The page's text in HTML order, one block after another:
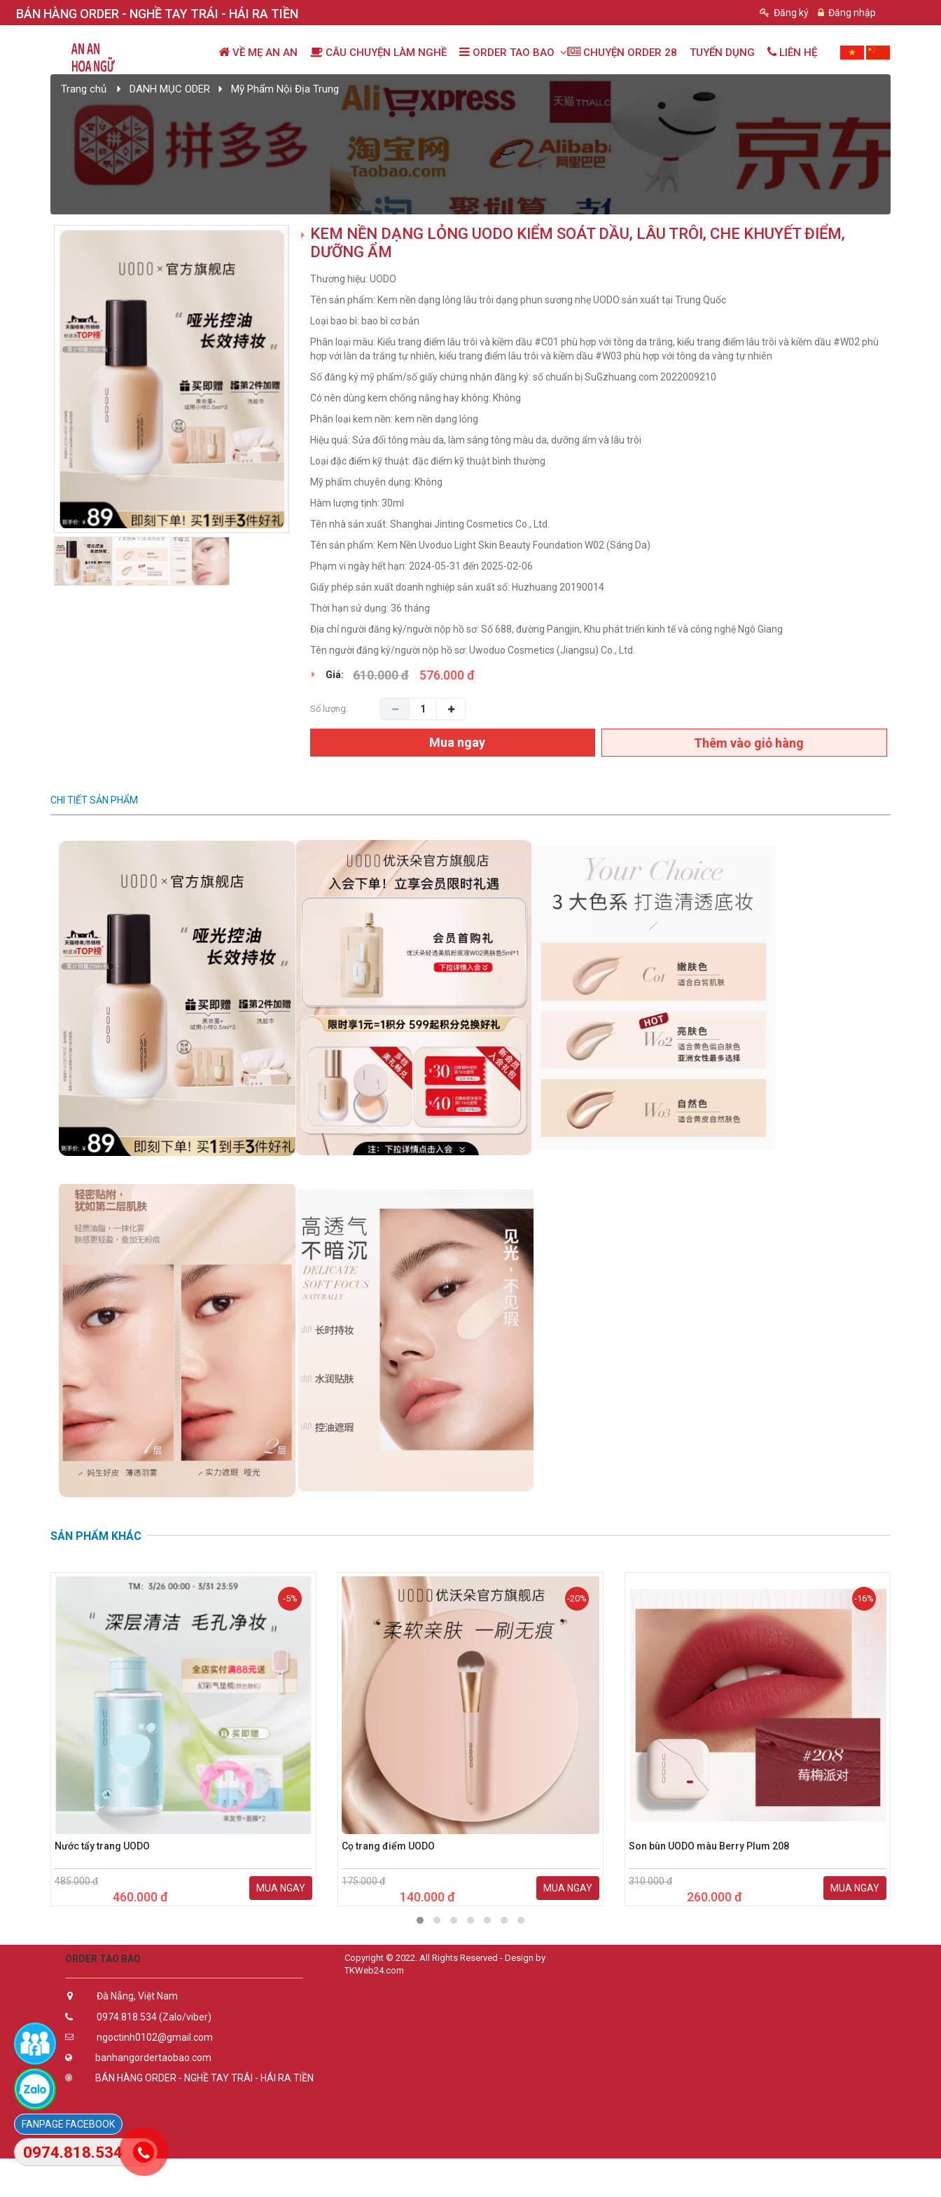
Đăng ký Đăng nhập
BÁN HÀNG ORDER - NGHỀ TAY TRÁI - HÁI RA TIỀN
VỀ MẸ AN AN CÂU CHUYỆN LÀM NGHỀ ORDER TAO BAO CHUYỆN ORDER 28 TUYỂN DỤNG LIÊN HỆ
Trang chủ DANH MỤC ODER Mỹ Phẩm Nội Địa Trung
KEM NỀN DẠNG LỎNG UODO KIỂM SOÁT DẦU, LÂU TRÔI, CHE KHUYẾT ĐIỂM,
DƯỠNG ẨM
Thương hiệu: UODO
Tên sản phẩm: Kem nền dạng lỏng lâu trôi dạng phun sương nhẹ UODO sản xuất tại Trung Quốc
Loại bao bì: bao bì cơ bản
Phân loại màu: Kiểu trang điểm lâu trôi và kiềm dầu #C01 phù hợp với tông da trắng, kiểu trang điểm lâu trôi và kiềm dầu #W02 phù
hợp với làn da trắng tự nhiên, kiểu trang điểm lâu trôi và kiềm dầu #W03 phù hợp với tông da vàng tự nhiên
Số đăng ký mỹ phẩm/số giấy chứng nhận đăng ký: số chuẩn bị SuGzhuang.com 2022009210
Có nên dùng kem chống nắng hay không: Không
Phân loại kem nền: kem nền dạng lỏng
Hiệu quả: Sửa đổi tông màu da, làm sáng tông màu da, dưỡng ẩm và lâu trôi
Loại đặc điểm kỹ thuật: đặc điểm kỹ thuật bình thường
Mỹ phẩm chuyên dụng: Không
Hàm lượng tịnh: 30ml
Tên nhà sản xuất: Shanghai Jinting Cosmetics Co., Ltd.
Tên sản phẩm: Kem Nền Uvoduo Light Skin Beauty Foundation W02 (Sáng Da)
Phạm vi ngày hết hạn: 2024-05-31 đến 2025-02-06
Giấy phép sản xuất doanh nghiệp sản xuất số: Huzhuang 20190014
Thời hạn sử dụng: 36 tháng
Địa chỉ người đăng ký/người nộp hồ sơ: Số 688, đường Pangjin, Khu phát triển kinh tế và công nghệ Ngô Giang
Tên người đăng ký/người nộp hồ sơ: Uwoduo Cosmetics (Jiangsu) Co., Ltd.
Giá: 610.000 đ 576.000 đ
Số lượng:
Mua ngay Thêm vào giỏ hàng
CHI TIẾT SẢN PHẨM
SẢN PHẨM KHÁC
-5%
Nước tẩy trang UODO
485.000 đ
460.000 đ
MUA NGAY
-20%
Cọ trang điểm UODO
175.000 đ
140.000 đ
MUA NGAY
-16%
Son bùn UODO màu Berry Plum 208
310.000 đ
260.000 đ
MUA NGAY
ORDER TAO BAO
Đà Nẵng, Việt Nam
0974.818.534 (Zalo/viber)
ngoctinh0102@gmail.com
banhangordertaobao.com
BÁN HÀNG ORDER - NGHỀ TAY TRÁI - HÁI RA TIỀN
Copyright © 2022. All Rights Reserved - Design by
TKWeb24.com
0974.818.534
FACEBOOK